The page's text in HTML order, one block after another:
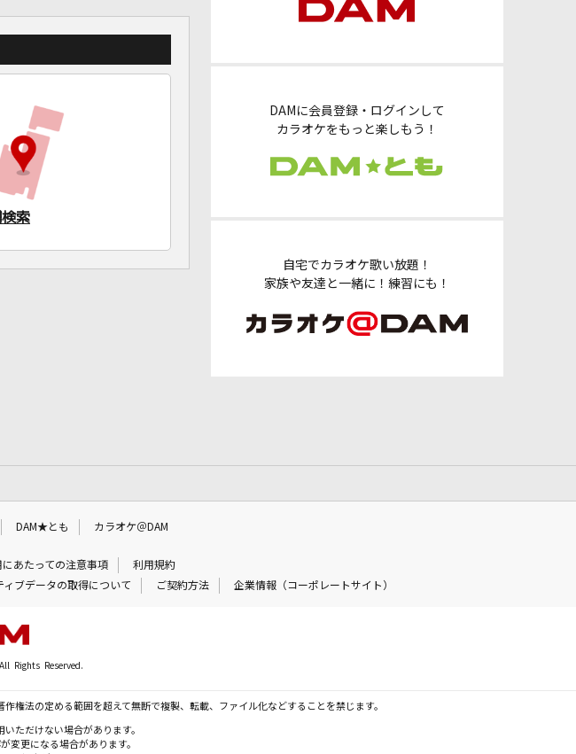
DAMに会員登録・ログインして
カラオケをもっと楽しもう！
自宅でカラオケ歌い放題！
家族や友達と一緒に！練習にも！
索
DAM★とも カラオケ＠DAM
あたっての注意事項
利用規約
ィブデータの取得について ご契約方法 企業情報（コーポレートサイト）
Rights Reserved.
権法の定める範囲を超えて無断で複製、転載、ファイル化などすることを禁じます。
ただけない場合があります。
変更になる場合があります。